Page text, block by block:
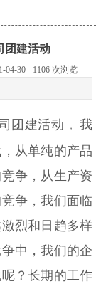
团建活动
04-30 1106 次浏览
团建活动 ，
我
从单纯的产品
争，从生产资
争，我们面临
烈和日趋多样
中，我们的企
？长期的工作